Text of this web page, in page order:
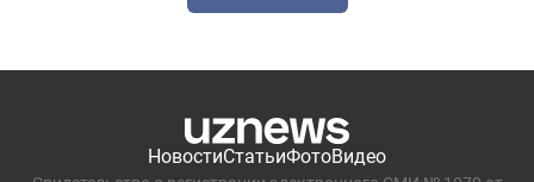
НовостиСтатьиФотоВидео